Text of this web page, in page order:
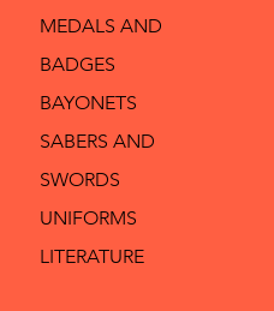
MEDALS AND
BADGES
BAYONETS
SABERS AND
SWORDS
UNIFORMS
LITERATURE